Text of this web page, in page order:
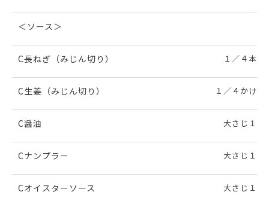
＜ソース＞
C長ねぎ（みじん切り） １／４本
C生姜（みじん切り） １／４かけ
C醤油 大さじ１
Cナンプラー 大さじ１
Cオイスターソース 大さじ１